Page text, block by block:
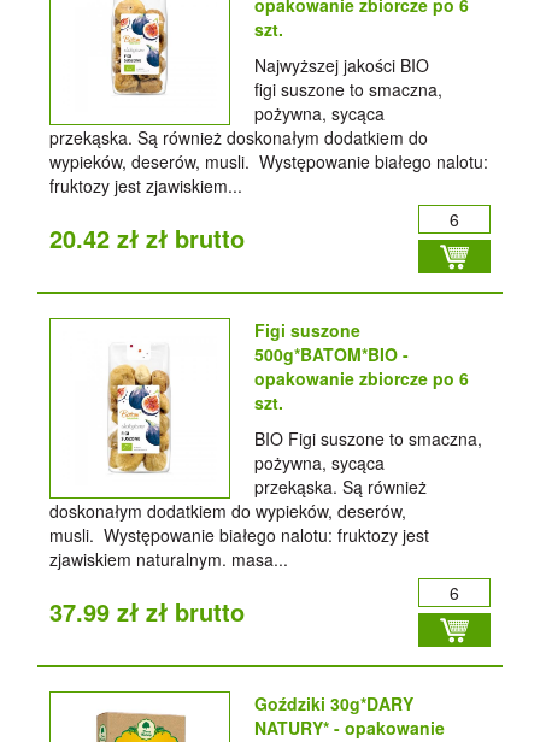
opakowanie zbiorcze po 6
szt.
Najwyższej jakości BIO
figi suszone to smaczna,
pożywna, sycąca
przekąska. Są również doskonałym dodatkiem do
wypieków, deserów, musli. Występowanie białego nalotu:
fruktozy jest zjawiskiem...
20.42 zł zł brutto
Figi suszone
500g*BATOM*BIO -
opakowanie zbiorcze po 6
szt.
BIO Figi suszone to smaczna,
pożywna, sycąca
przekąska. Są również
doskonałym dodatkiem do wypieków, deserów,
musli. Występowanie białego nalotu: fruktozy jest
zjawiskiem naturalnym. masa...
37.99 zł zł brutto
Goździki 30g*DARY
NATURY* - opakowanie